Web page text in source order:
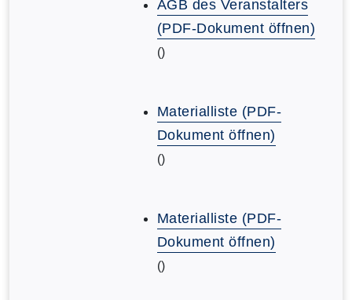
AGB des Veranstalters
(PDF-Dokument öffnen)
()
Materialliste (PDF-
Dokument öffnen)
()
Materialliste (PDF-
Dokument öffnen)
()